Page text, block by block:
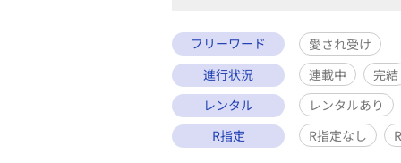
フリーワード
愛され受け
進行状況
連載中 完結
レンタル
レンタルあり
R指定
R指定なし